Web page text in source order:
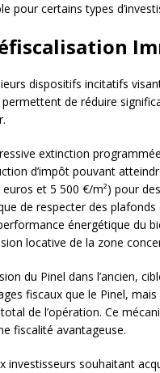
pour certains types
dispositifs incitatifs
permettent de réduire
extinction
d’impôt pouvant
et 5 500 €/m²) pour
de respecter des
énergétique du
locative de la zone
du Pinel dans l’ancien,
fiscaux que le Pinel,
de l’opération. Ce
fiscalité avantageuse.
investisseurs souhaitant